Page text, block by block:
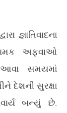
જ્ઞાતિવાદના
અફવાઓ
સમયમાં
દેશની સુરક્ષા
બન્યું છે.